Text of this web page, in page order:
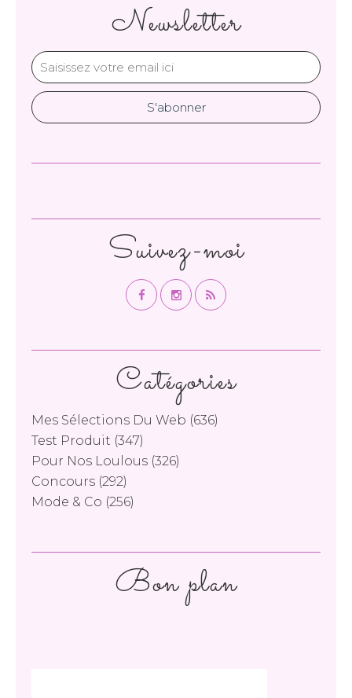
Newsletter
Catégories
Mes Sélections Du Web (636)
Test Produit (347)
Pour Nos Loulous (326)
Concours (292)
Mode & Co (256)
Suivez-moi
Bon plan